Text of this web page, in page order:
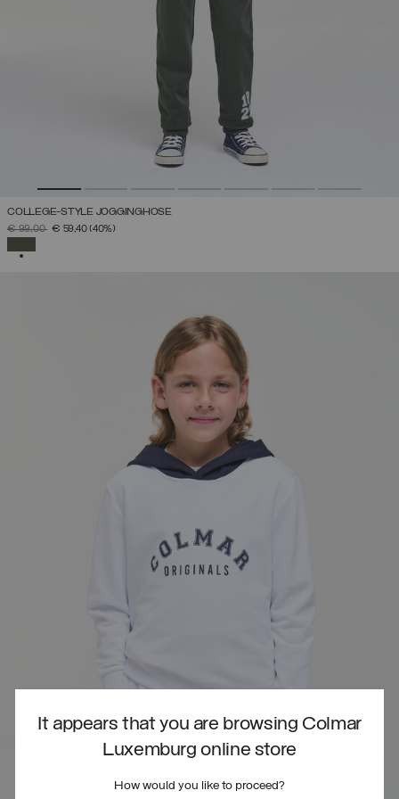
It appears that you are browsing Colmar
Luxemburg online store
How would you like to proceed?
COLLEGE-STYLE JOGGINGHOSE
PREIS REDUZIERT VON
€ 99,00AUF
€ 59,40(40%)